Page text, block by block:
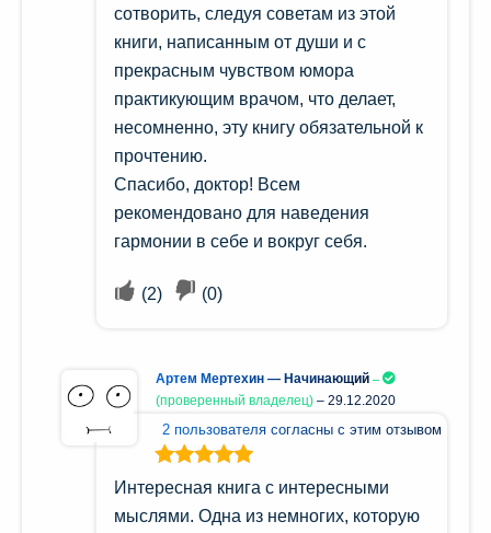
сотворить, следуя советам из этой
книги, написанным от души и с
прекрасным чувством юмора
практикующим врачом, что делает,
несомненно, эту книгу обязательной к
прочтению.
Спасибо, доктор! Всем
рекомендовано для наведения
гармонии в себе и вокруг себя.
(2) (0)
Артем Мертехин — Начинающий
(проверенный владелец) – 29.12.2020
2 пользователя согласны с этим отзывом
Оценка5из
5
Интересная книга с интересными
мыслями. Одна из немногих, которую